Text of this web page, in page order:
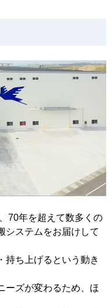
70年を超えて数多くの
システムをお届けして
持ち上げるという動き
ーズが変わるため、ほ